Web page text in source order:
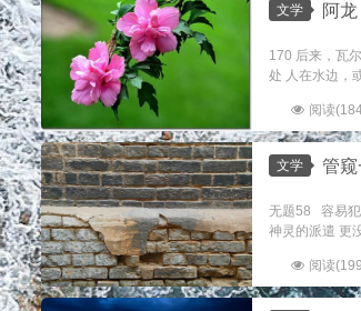
文学 阿
170 后来，瓦
处 人在水边，
阅读
文学 管窥
无题58 容易犯
神灵的派遣 更
阅读